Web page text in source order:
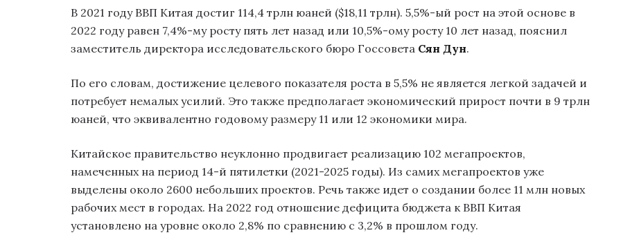
В 2021 году ВВП Китая достиг 114,4 трлн юаней ($18,11 трлн). 5,5%-ый рост на этой основе в
2022 году равен 7,4%-му росту пять лет назад или 10,5%-ому росту 10 лет назад, пояснил
заместитель директора исследовательского бюро Госсовета Сян Дун.
По его словам, достижение целевого показателя роста в 5,5% не является легкой задачей и
потребует немалых усилий. Это также предполагает экономический прирост почти в 9 трлн
юаней, что эквивалентно годовому размеру 11 или 12 экономики мира.
Китайское правительство неуклонно продвигает реализацию 102 мегапроектов,
намеченных на период 14-й пятилетки (2021-2025 годы). Из самих мегапроектов уже
выделены около 2600 небольших проектов. Речь также идет о создании более 11 млн новых
рабочих мест в городах. На 2022 год отношение дефицита бюджета к ВВП Китая
установлено на уровне около 2,8% по сравнению с 3,2% в прошлом году.